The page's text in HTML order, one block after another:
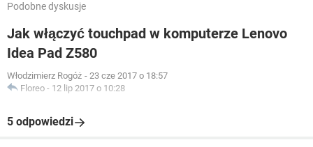
Podobne dyskusje
Jak włączyć touchpad w komputerze Lenovo
Idea Pad Z580
Włodzimierz Rogóż - 23 cze 2017 o 18:57
Floreo - 12 lip 2017 o 10:28
5 odpowiedzi